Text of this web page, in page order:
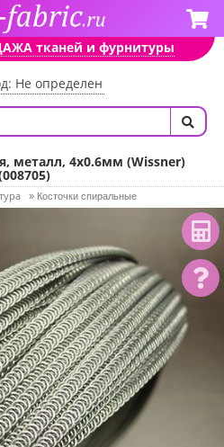
тканей и фурнитуры
Не определен
металл, 4х0.6мм (Wissner)
» Косточки спиральные